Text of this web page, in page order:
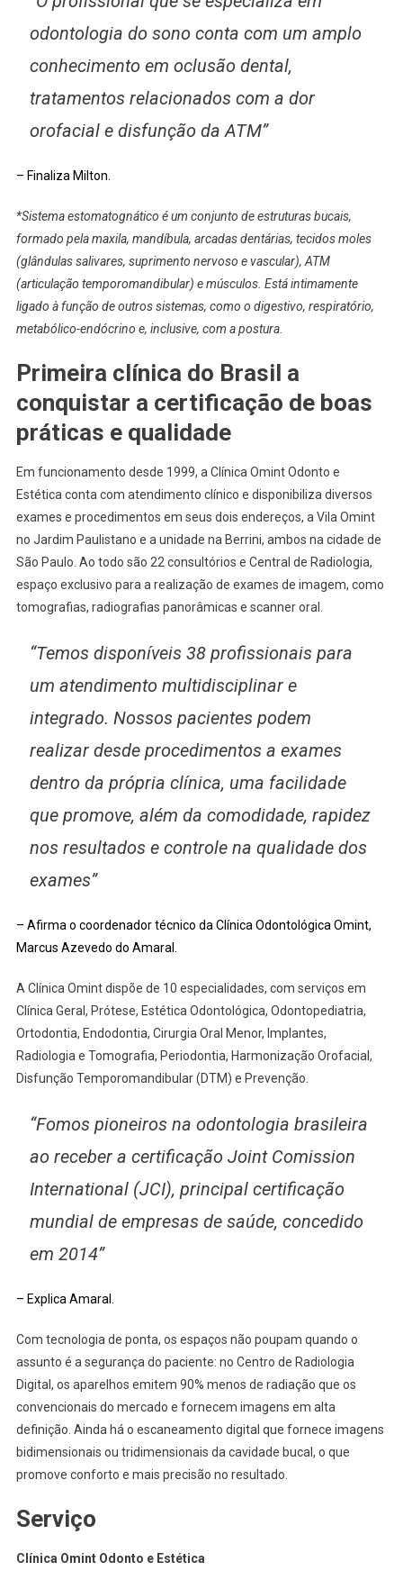
odontologia do sono conta com um amplo
conhecimento em oclusão dental,
tratamentos relacionados com a dor
orofacial e disfunção da ATM”
– Finaliza Milton.
*Sistema estomatognático é um conjunto de estruturas bucais,
formado pela maxila, mandíbula, arcadas dentárias, tecidos moles
(glândulas salivares, suprimento nervoso e vascular), ATM
(articulação temporomandibular) e músculos. Está intimamente
ligado à função de outros sistemas, como o digestivo, respiratório,
metabólico-endócrino e, inclusive, com a postura.
Primeira clínica do Brasil a
conquistar a certificação de boas
práticas e qualidade
Em funcionamento desde 1999, a Clínica Omint Odonto e
Estética conta com atendimento clínico e disponibiliza diversos
exames e procedimentos em seus dois endereços, a Vila Omint
no Jardim Paulistano e a unidade na Berrini, ambos na cidade de
São Paulo. Ao todo são 22 consultórios e Central de Radiologia,
espaço exclusivo para a realização de exames de imagem, como
tomografias, radiografias panorâmicas e scanner oral.
“Temos disponíveis 38 profissionais para
um atendimento multidisciplinar e
integrado. Nossos pacientes podem
realizar desde procedimentos a exames
dentro da própria clínica, uma facilidade
que promove, além da comodidade, rapidez
nos resultados e controle na qualidade dos
exames”
– Afirma o coordenador técnico da Clínica Odontológica Omint,
Marcus Azevedo do Amaral.
A Clínica Omint dispõe de 10 especialidades, com serviços em
Clínica Geral, Prótese, Estética Odontológica, Odontopediatria,
Ortodontia, Endodontia, Cirurgia Oral Menor, Implantes,
Radiologia e Tomografia, Periodontia, Harmonização Orofacial,
Disfunção Temporomandibular (DTM) e Prevenção.
“Fomos pioneiros na odontologia brasileira
ao receber a certificação Joint Comission
International (JCI), principal certificação
mundial de empresas de saúde, concedido
em 2014”
– Explica Amaral.
Com tecnologia de ponta, os espaços não poupam quando o
assunto é a segurança do paciente: no Centro de Radiologia
Digital, os aparelhos emitem 90% menos de radiação que os
convencionais do mercado e fornecem imagens em alta
definição. Ainda há o escaneamento digital que fornece imagens
bidimensionais ou tridimensionais da cavidade bucal, o que
promove conforto e mais precisão no resultado.
Serviço
Clínica Omint Odonto e Estética